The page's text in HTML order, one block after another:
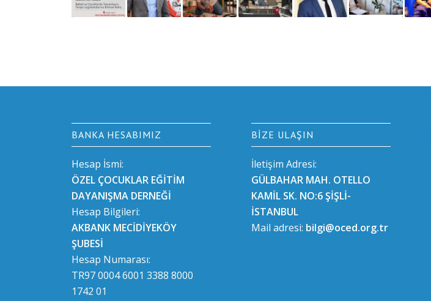
BANKA HESABIMIZ
Hesap İsmi:
ÖZEL ÇOCUKLAR EĞİTİM
DAYANIŞMA DERNEĞİ
Hesap Bilgileri:
AKBANK MECİDİYEKÖY
ŞUBESİ
Hesap Numarası:
TR97 0004 6001 3388 8000
1742 01
BIZE ULAŞIN
İletişim Adresi:
GÜLBAHAR MAH. OTELLO
KAMİL SK. NO:6 ŞİŞLİ-
İSTANBUL
Mail adresi: bilgi@oced.org.tr